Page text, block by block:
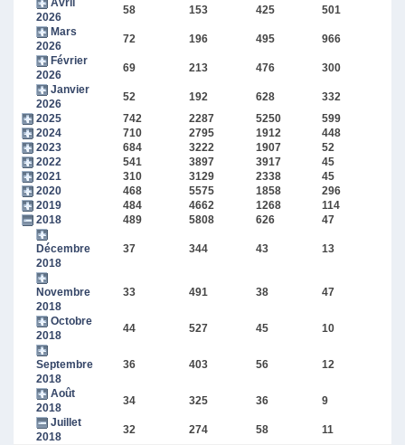
Avril
2026
58 153 425 501
Mars
2026
72 196 495 966
Février
2026
69 213 476 300
Janvier
2026
52 192 628 332
2025
742 2287 5250 599
2024
710 2795 1912 448
2023
684 3222 1907 52
2022
541 3897 3917 45
2021
310 3129 2338 45
2020
468 5575 1858 296
2019
484 4662 1268 114
2018
489 5808 626 47
Décembre
2018
37 344 43 13
Novembre
2018
33 491 38 47
Octobre
2018
44 527 45 10
Septembre
2018
36 403 56 12
Août
2018
34 325 36 9
Juillet
2018
32 274 58 11